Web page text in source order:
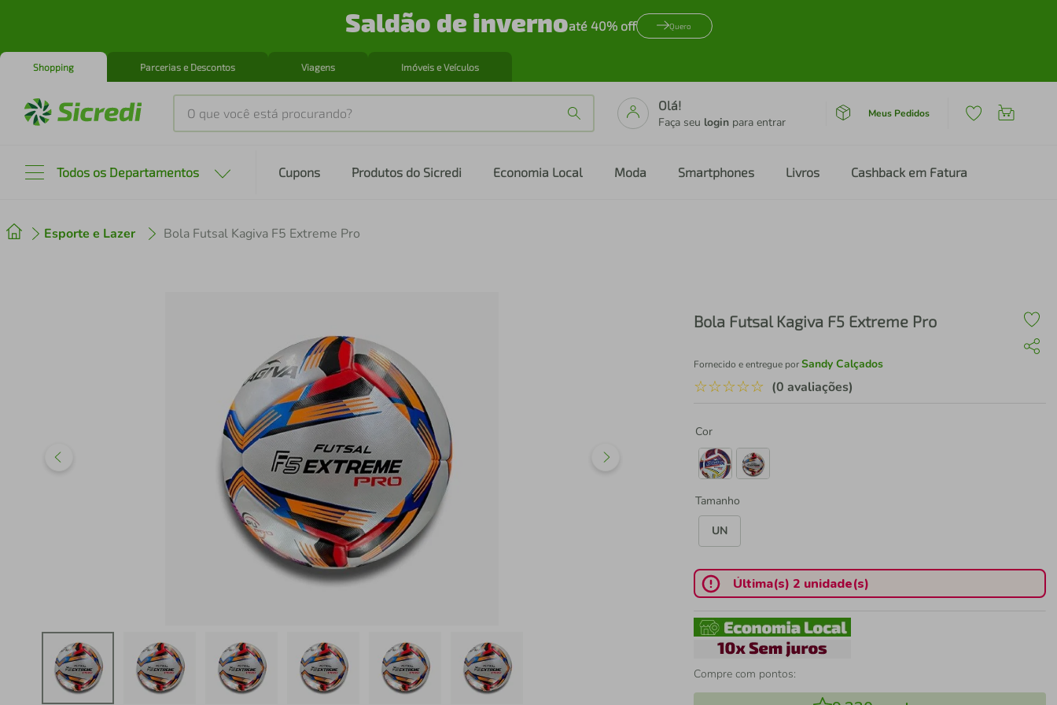
Saldão de invernoaté 40% off Quero
Shopping Parcerias e Descontos Viagens Imóveis e Veículos
O que você está procurando?
Olá!
Faça seu login para entrar
Meus Pedidos
Todos os Departamentos Cupons Produtos do Sicredi Economia Local Moda Smartphones Livros Cashback em Fatura
Esporte e Lazer Bola Futsal Kagiva F5 Extreme Pro
Bola Futsal Kagiva F5 Extreme Pro
Fornecido e entregue porSandy Calçados
☆☆☆☆☆ (0 avaliações)
Cor
Tamanho
UN
Última(s) 2 unidade(s)
Compre com pontos:
2 º cafeteira